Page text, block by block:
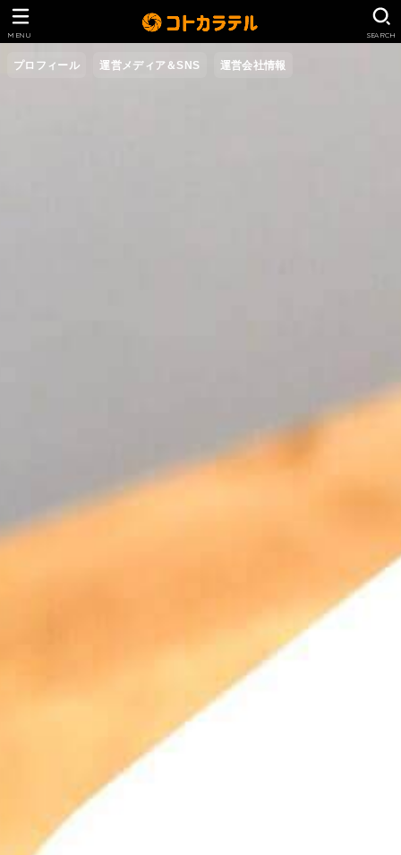
プロフィール 運営メディア＆SNS 運営会社情報
SEARCH
MENU